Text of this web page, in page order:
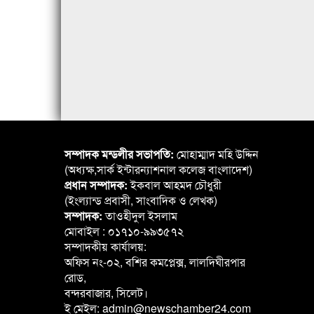
সম্পাদক মন্ডলীর সভাপতি: মোহাম্মাদ মহি উদ্দিন
(অধ্যক্ষ,সার্ক ইন্টারন্যাশনাল কলেজ বাংলাদেশ)
প্রধান সম্পাদক:ইকবাল আহমদ চৌধুরী
(ইংল্যান্ড প্রবাসী, সাংবাদিক ও লেখক)
সম্পাদক:তাওহীদুল ইসলাম
মোবাইল : ০১৭১০-৯৯৩৫৭২
সম্পাদকীয় কার্যালয়:
অফিস নং-০২, বশির কমপ্লেক্স, লালদিঘীরপার
রোড,
বন্দরবাজার, সিলেট।
ই মেইল: admin@newschamber24.com